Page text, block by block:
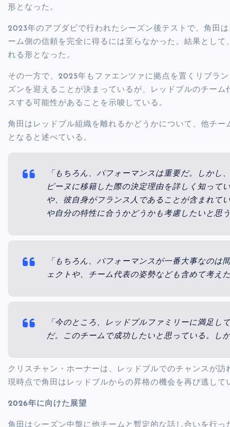
形となった。
2023年のアブダビで行われたシーズン後テストで、角田
ーム側の信頼を完全に得るには至らなかった。結果とし
れる形となった。
その一方で、2025年もファエンツァに拠点を置くリブラ
ズンを迎えることが決まっているが、レッドブルのチー
スする可能性があることを示唆している。
角田はレッドブル組織を離れるかどうかについて、他チ
となると述べている。
「もちろん、パフォーマンスは重要だ。しか
ピーヌに移籍した際の決定理由を詳しく知って
や、彼自身がフランス人であることが含まれて
や自分の特性に合うかどうかも考慮したいと思う
「もちろん、パフォーマンスが一番大事なの
ェクトや、チーム代表の姿勢なども含めて考えた
「今のところ、レッドブルファミリーに満足し
だ。このチームで成功したいと思っている。し
クリスチャン・ホーナーは、レッドブルでのチャンスが
現時点で角田はレッドブルからの昇格の機会を再び逃して
2026年に向けた展望
角田はシーズン中盤に他チームと暫定的な話し合いを行